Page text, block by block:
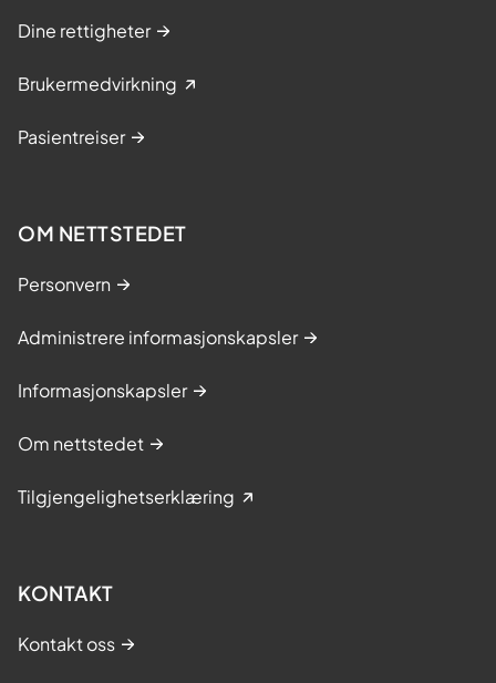
Dine rettigheter
Brukermedvirkning
Pasientreiser
OM NETTSTEDET
Personvern
Administrere informasjonskapsler
Informasjonskapsler
Om nettstedet
Tilgjengelighetserklæring
KONTAKT
Kontakt oss